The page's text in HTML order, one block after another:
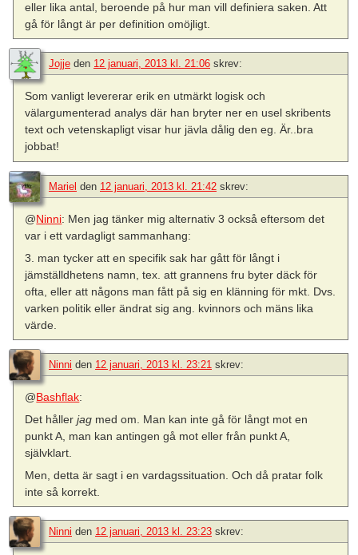
eller lika antal, beroende på hur man vill definiera saken. Att
gå för långt är per definition omöjligt.
Jojje den 12 januari, 2013 kl. 21:06 skrev:
Som vanligt levererar erik en utmärkt logisk och
välargumenterad analys där han bryter ner en usel skribents
text och vetenskapligt visar hur jävla dålig den eg. Är..bra
jobbat!
Mariel den 12 januari, 2013 kl. 21:42 skrev:
@Ninni: Men jag tänker mig alternativ 3 också eftersom det
var i ett vardagligt sammanhang:
3. man tycker att en specifik sak har gått för långt i
jämställdhetens namn, tex. att grannens fru byter däck för
ofta, eller att någons man fått på sig en klänning för mkt. Dvs.
varken politik eller ändrat sig ang. kvinnors och mäns lika
värde.
Ninni den 12 januari, 2013 kl. 23:21 skrev:
@Bashflak:
Det hållerjag med om. Man kan inte gå för långt mot en
punkt A, man kan antingen gå mot eller från punkt A,
självklart.
Men, detta är sagt i en vardagssituation. Och då pratar folk
inte så korrekt.
Ninni den 12 januari, 2013 kl. 23:23 skrev: